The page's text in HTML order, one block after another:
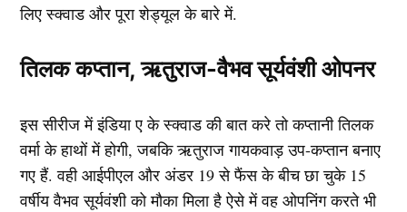
लिए स्क्वाड और पूरा शेड्यूल के बारे में.
तिलक कप्तान, ऋतुराज-वैभव सूर्यवंशी ओपनर
इस सीरीज में इंडिया ए के स्क्वाड की बात करे तो कप्तानी तिलक
वर्मा के हाथों में होगी, जबकि ऋतुराज गायकवाड़ उप-कप्तान बनाए
गए हैं. वही आईपीएल और अंडर 19 से फैंस के बीच छा चुके 15
वर्षीय वैभव सूर्यवंशी को मौका मिला है ऐसे में वह ओपनिंग करते भी